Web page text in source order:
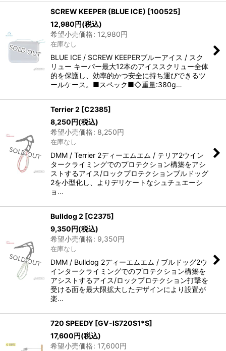
SCREW KEEPER (BLUE ICE) [100525]
12,980円(税込)
希望小売価格: 12,980円
在庫なし
BLUE ICE / SCREW KEEPERブルーアイス / スク
リュー キーパー最大12本のアイススクリュー全体
的を保護し、効率的かつ安全に持ち運びできるツ
ールケース。■スペック■◇重量:380g…
Terrier 2 [C2385]
8,250円(税込)
希望小売価格: 8,250円
在庫なし
DMM / Terrier 2ディーエムエム / テリア2ウイン
タークライミングでのプロテクション構築をアシ
ストするアイス/ロックプロテクションブルドッグ
2を小型化し、よりデリケートなシュチュエーシ
ョ…
Bulldog 2 [C2375]
9,350円(税込)
希望小売価格: 9,350円
在庫なし
DMM / Bulldog 2ディーエムエム / ブルドッグ2ウ
インタークライミングでのプロテクション構築を
アシストするアイス/ロックプロテクション打撃を
受ける面を最大限拡大したデザインにより設置が
楽…
720 SPEEDY [GV-IS720S1*S]
17,600円(税込)
希望小売価格: 17,600円